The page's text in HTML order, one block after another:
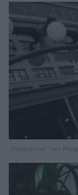
„Roadrunner“ von